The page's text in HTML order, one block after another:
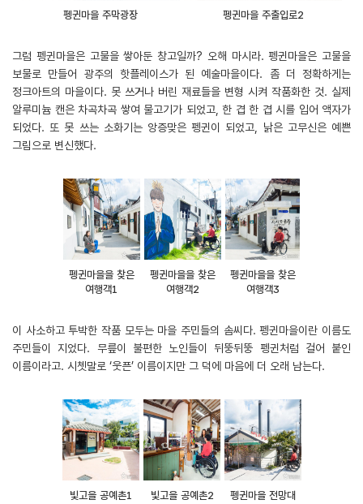
펭귄마을 주막광장 펭귄마을 주출입로2
그럼 펭귄마을은 고물을 쌓아둔 창고일까? 오해 마시라. 펭귄마을은 고물을
보물로 만들어 광주의 핫플레이스가 된 예술마을이다. 좀 더 정확하게는
정크아트의 마을이다. 못 쓰거나 버린 재료들을 변형 시켜 작품화한 것. 실제
알루미늄 캔은 차곡차곡 쌓여 물고기가 되었고, 한 겹 한 겹 시를 입어 액자가
되었다. 또 못 쓰는 소화기는 앙증맞은 펭귄이 되었고, 낡은 고무신은 예쁜
그림으로 변신했다.
펭귄마을을 찾은
여행객1
펭귄마을을 찾은
여행객2
펭귄마을을 찾은
여행객3
이 사소하고 투박한 작품 모두는 마을 주민들의 솜씨다. 펭귄마을이란 이름도
주민들이 지었다. 무릎이 불편한 노인들이 뒤뚱뒤뚱 펭귄처럼 걸어 붙인
이름이라고. 시쳇말로 ‘웃픈’ 이름이지만 그 덕에 마음에 더 오래 남는다.
빛고을 공예촌1 빛고을 공예촌2 펭귄마을 전망대